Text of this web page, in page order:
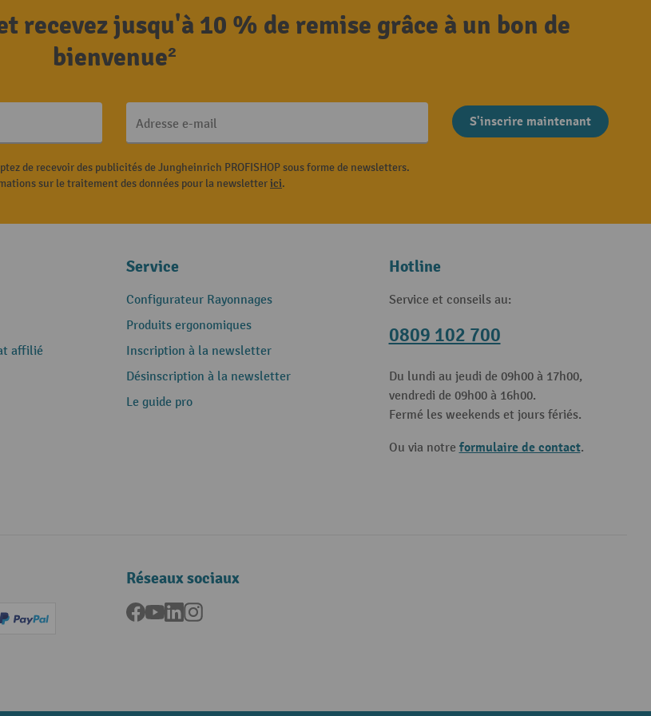
recevez jusqu'à 10 % de remise grâce à un bon de
bienvenue²
Adresse e-mail S'inscrire maintenant
de recevoir des publicités de Jungheinrich PROFISHOP sous forme de newsletters.
sur le traitement des données pour la newsletterici.
affilié
Service
Configurateur Rayonnages
Produits ergonomiques
Inscription à la newsletter
Désinscription à la newsletter
Le guide pro
Hotline
Service et conseils au:
0809 102 700
Du lundi au jeudi de 09h00 à 17h00,
vendredi de 09h00 à 16h00.
Fermé les weekends et jours fériés.
Ou via notre formulaire de contact.
(Visa)
PayPal
anticipé
Réseaux sociaux
Facebook
YouTubeLinkedInInstagram